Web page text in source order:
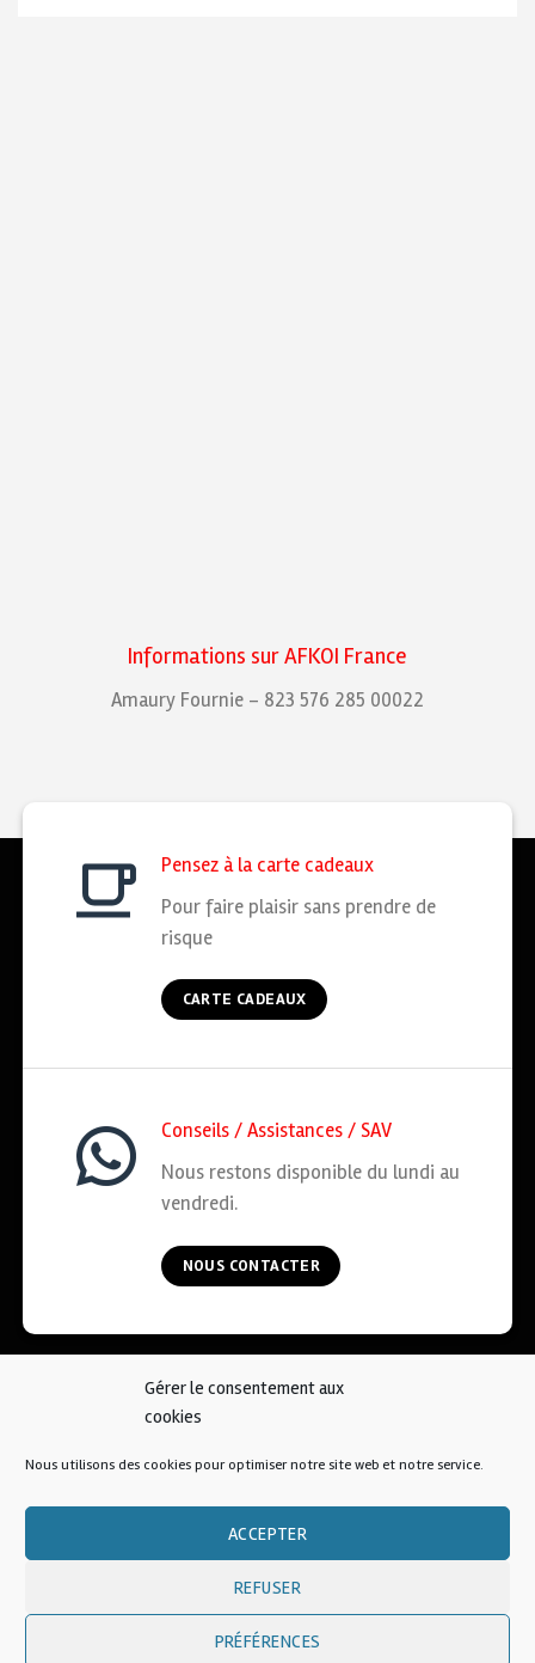
Gérer le consentement aux
cookies
Nous utilisons des cookies pour optimiser notre site web et notre service.
ACCEPTER
REFUSER
PRÉFÉRENCES
Informations sur AFKOI France
Amaury Fournie – 823 576 285 00022
Pensez à la carte cadeaux
Pour faire plaisir sans prendre de
risque
CARTE CADEAUX
Conseils / Assistances / SAV
Nous restons disponible du lundi au
vendredi.
NOUS CONTACTER
COOKIES CGV MENTIONS LÉGALES
Une création